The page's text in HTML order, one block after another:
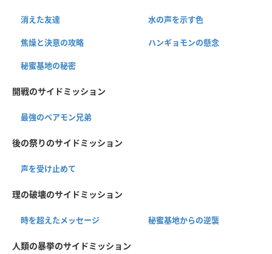
消えた友達 水の声を示す色
焦燥と決意の攻略 ハンギョモンの懸念
秘蜜基地の秘密
開戦のサイドミッション
最強のベアモン兄弟
後の祭りのサイドミッション
声を受け止めて
理の破壊のサイドミッション
時を超えたメッセージ 秘蜜基地からの逆襲
人類の暴挙のサイドミッション